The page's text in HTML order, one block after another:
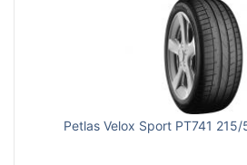
Petlas Velox Sport PT741 215/